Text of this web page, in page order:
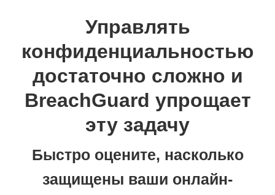
Управлять
конфиденциальностью
достаточно сложно и
BreachGuard упрощает
эту задачу
Быстро оцените, насколько
защищены ваши онлайн-